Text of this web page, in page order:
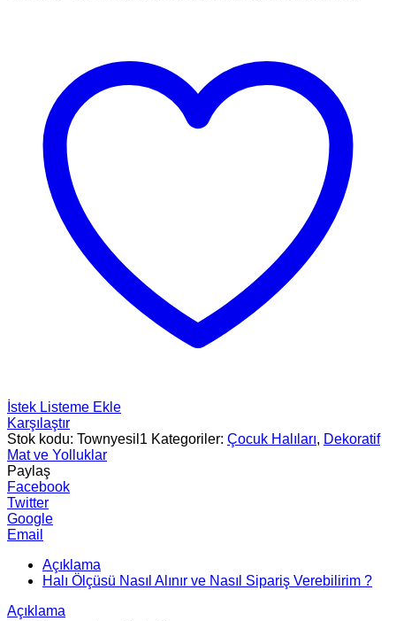
İstek Listeme Ekle
Karşılaştır
Stok kodu: Townyesil1 Kategoriler: Çocuk Halıları, Dekoratif
Mat ve Yolluklar
Paylaş
Facebook
Twitter
Google
Email
Açıklama
Halı Ölçüsü Nasıl Alınır ve Nasıl Sipariş Verebilirim ?
Açıklama